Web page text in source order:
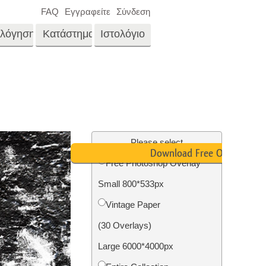
φωτογραφιών ακίνητης
περιουσίας
Αποκατάσταση
φωτογραφιών
Κατάστημα
Επαγγελματικές
επικαλύψεις βίντεο
Ιστολόγιο
FAQ Εγγραφείτε Σύνδεση
Please select
Free Photoshop Overlay
Small 800*533px
Vintage Paper
(30 Overlays)
Large 6000*4000px
Download Free Overlay